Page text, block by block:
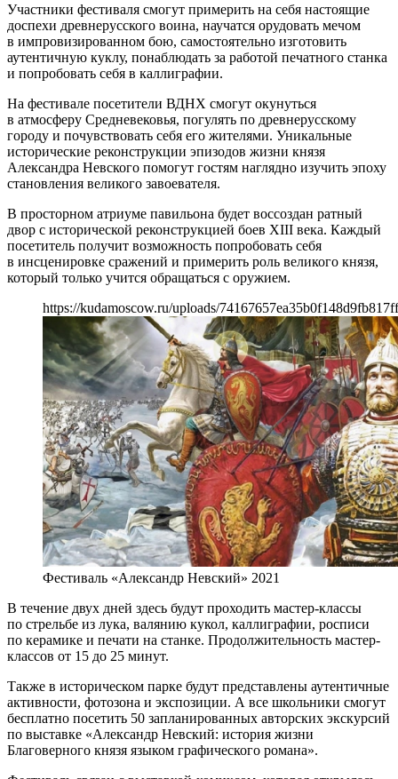
Участники фестиваля смогут примерить на себя настоящие
доспехи древнерусского воина, научатся орудовать мечом
в импровизированном бою, самостоятельно изготовить
аутентичную куклу, понаблюдать за работой печатного станка
и попробовать себя в каллиграфии.
На фестивале посетители ВДНХ смогут окунуться
в атмосферу Средневековья, погулять по древнерусскому
городу и почувствовать себя его жителями. Уникальные
исторические реконструкции эпизодов жизни князя
Александра Невского помогут гостям наглядно изучить эпоху
становления великого завоевателя.
В просторном атриуме павильона будет воссоздан ратный
двор с исторической реконструкцией боев XIII века. Каждый
посетитель получит возможность попробовать себя
в инсценировке сражений и примерить роль великого князя,
который только учится обращаться с оружием.
https://kudamoscow.ru/uploads/
Фестиваль «Александр Невский» 2021
В течение двух дней здесь будут проходить мастер-классы
по стрельбе из лука, валянию кукол, каллиграфии, росписи
по керамике и печати на станке. Продолжительность мастер-
классов от 15 до 25 минут.
Также в историческом парке будут представлены аутентичные
активности, фотозона и экспозиции. А все школьники смогут
бесплатно посетить 50 запланированных авторских экскурсий
по выставке «Александр Невский: история жизни
Благоверного князя языком графического романа».